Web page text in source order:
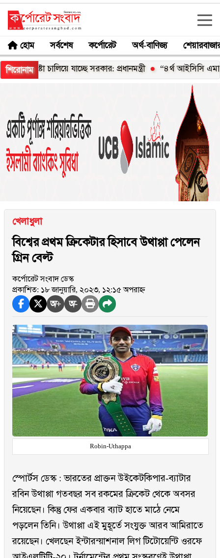
হোম সর্বশেষ কর্পোরেট অর্থ-বাণিজ্য
শিরোনাম
চালিয়ে যাচ্ছে সরকার: প্রধানমন্ত্রী “৪র্থ আইসিসি এমার্জিং
খেলাধুলা
বিশ্বের প্রথম ক্রিকেটার হিসাবে উথাপ্পা পেলেন
গ্রিন বেল্ট
কর্পোরেট সংবাদ ডেস্ক
প্রকাশিত: ১৮ জানুয়ারি, ২০২৩, ১২:১৫ অপরাহ্ন
অ+ অ-
Robin-Uthappa
স্পোর্টস ডেস্ক : ভারতের প্রাক্তন উইকেটকিপার-ব্যাটার
রবিন উথাপ্পা গতবছর সব রকমের ক্রিকেট থেকে অবসর
নিয়েছেন। কিন্তু ফের একবার ব্যাট হাতে মাঠে নেমে
পড়লেন তিনি। উথাপ্পা এই মুহূর্তে সংযুক্ত আরব আমিরাতে
রয়েছেন। খেলছেন ইন্টারন্য়াশনাল লিগ টিটোয়েন্টি ওরফে